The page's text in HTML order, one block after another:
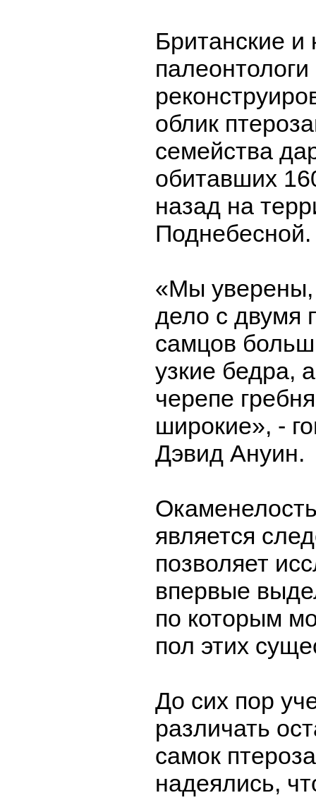
Британские и
облик
семейства
обитавших
назад на
Поднебесной.
«Мы уверены,
дело с двумя
самцов
узкие бедра,
черепе
широкие», -
Дэвид Ануин.
является
позволяет
впервые
по которым
пол этих
До сих пор
различать
самок
надеялись,